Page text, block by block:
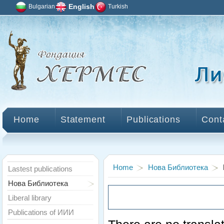
Bulgarian English Turkish
Home Statement Publications
Home Нова Библиотека
Lastest publications
Нова Библиотека
Liberal library
Publications of ИИИ